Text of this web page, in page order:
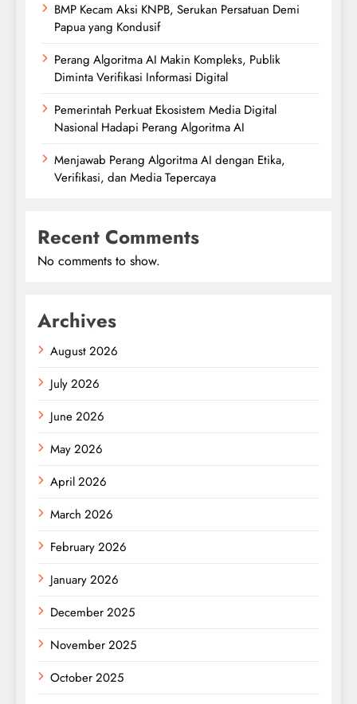
BMP Kecam Aksi KNPB, Serukan Persatuan Demi
Papua yang Kondusif
Perang Algoritma AI Makin Kompleks, Publik
Diminta Verifikasi Informasi Digital
Pemerintah Perkuat Ekosistem Media Digital
Nasional Hadapi Perang Algoritma AI
Menjawab Perang Algoritma AI dengan Etika,
Verifikasi, dan Media Tepercaya
Recent Comments
No comments to show.
Archives
August 2026
July 2026
June 2026
May 2026
April 2026
March 2026
February 2026
January 2026
December 2025
November 2025
October 2025